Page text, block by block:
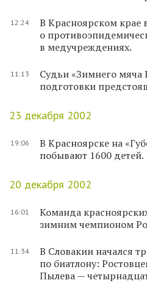
12:24
В Красноярском крае
о
в медучреждениях.
11:13
Судьи «Зимнего мяча
подготовки
23 декабря 2002
19:06
В Красноярске на
побывают 1600 детей.
20 декабря 2002
16:01
Команда
зимним чемпионом
11:34
В Словакии начался
по биатлону:
Пылева —